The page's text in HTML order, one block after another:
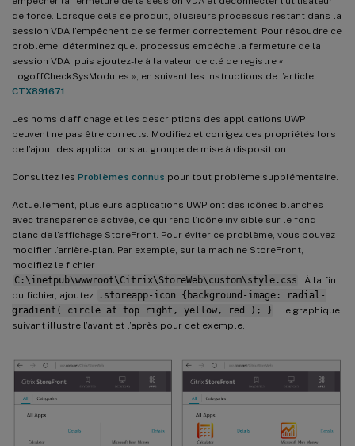
de force. Lorsque cela se produit, plusieurs processus restant dans la
session VDA l’empêchent de se fermer correctement. Pour résoudre ce
problème, déterminez quel processus empêche la fermeture de la
session VDA, puis ajoutez-le à la valeur de clé de registre «
LogoffCheckSysModules », en suivant les instructions de l’article
CTX891671
Les noms d’affichage et les descriptions des applications UWP
peuvent ne pas être corrects. Modifiez et corrigez ces propriétés lors
de l’ajout des applications au groupe de mise à disposition.
Consultez les Problèmes connus pour tout problème supplémentaire.
Actuellement, plusieurs applications UWP ont des icônes blanches
avec transparence activée, ce qui rend l’icône invisible sur le fond
blanc de l’affichage StoreFront. Pour éviter ce problème, vous pouvez
modifier l’arrière-plan. Par exemple, sur la machine StoreFront,
modifiez le fichier
C:\inetpub\wwwroot\Citrix\StoreWeb\custom\style.css
. À la fin
du fichier, ajoutez
.storeapp-icon {background-image: radial-
gradient( circle at top right, yellow, red ); }
. Le graphique
suivant illustre l’avant et l’après pour cet exemple.